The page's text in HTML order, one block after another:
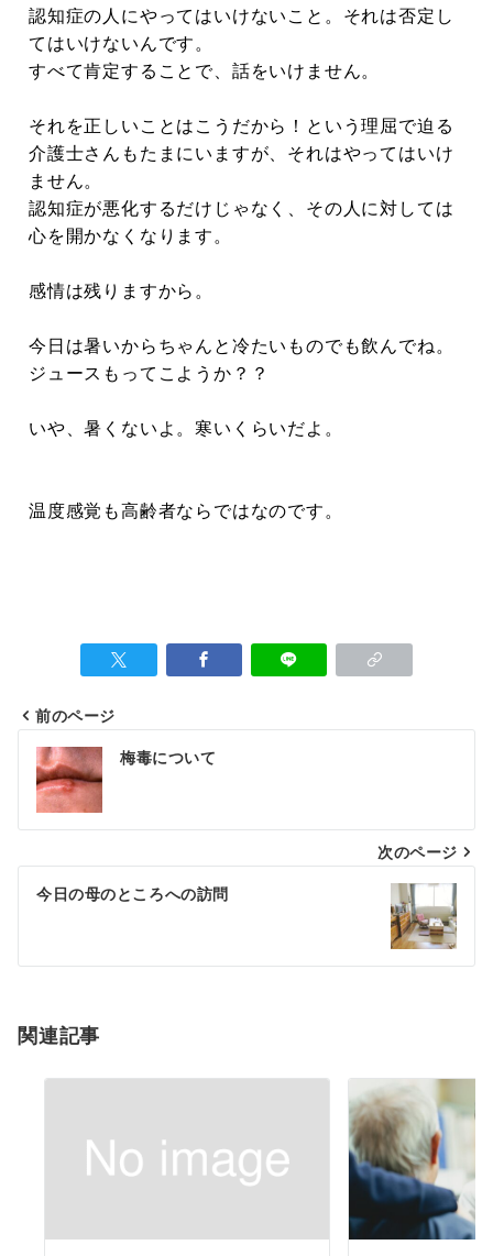
認知症の人にやってはいけないこと。それは否定し
てはいけないんです。
すべて肯定することで、話をいけません。
それを正しいことはこうだから！という理屈で迫る
介護士さんもたまにいますが、それはやってはいけ
ません。
認知症が悪化するだけじゃなく、その人に対しては
心を開かなくなります。
感情は残りますから。
今日は暑いからちゃんと冷たいものでも飲んでね。
ジュースもってこようか？？
いや、暑くないよ。寒いくらいだよ。
温度感覚も高齢者ならではなのです。
前のページ
梅毒について
次のページ
今日の母のところへの訪問
関連記事